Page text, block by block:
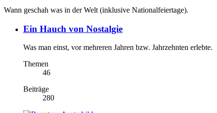
Wann geschah was in der Welt (inklusive Nationalfeiertage).
Ein Hauch von Nostalgie
Was man einst, vor mehreren Jahren bzw. Jahrzehnten erlebte.
Themen
46
Beiträge
280